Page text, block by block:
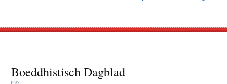
Footer
Boeddhistisch Dagblad